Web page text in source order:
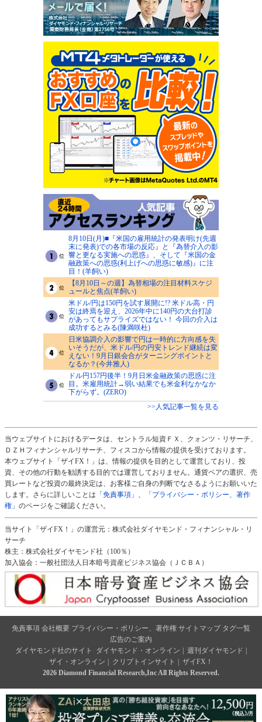
8月10日(月)■『米国の雇用統計の発表明け(先週
末に発表)での各市場の反応』と『為替介入の影
響と更なる実施への思惑』、そして『米国の金
融政策への思惑(利上げへの思惑に敏感)』に注
目！(羊飼い)
【8月10日～の週】為替相場の注目材料スケジ
ュールと焦点(羊飼い)
米ドル/円は150円を試す展開に!? 米ドル高・円
安は終焉を迎え、2026年中に140円の大台打診
があってもサプライズではない！ 今回の介入は
成功するとみる(陳満咲杜)
日米協調介入の影響で円は一時的に方向感を失
いそうだが、米ドル/円の円安トレンド継続は変
えない！9月日銀会合がターニングポイントと
なるか？(今井雅人)
ドル円157円後半！9月日米金融政策の思惑に注
目。米雇用統計→弱い結果でも米金利なかなか
下がらず。(ZERO)
>>人気記事一覧を見る
当ウェブサイトにおけるデータは、セントラル短資ＦＸ、クォンツ・リサーチ、
ＤＺＨフィナンシャルリサーチ、フィスコから情報の提供を受けております。
本ウェブサイト「ザイFX！」は、情報の提供を目的として運営しており、投
資、その他の行動を勧誘する目的では運営しておりません。通貨ペアの選択、売
買レートなど投資の最終決定は、お客様ご自身の判断でなさるようにお願いいた
します。さらに詳しいことは 「免責事項」
「プライバシー・ポリシー、著作
権」 のページをご確認ください。
当サイト「ザイFX！」の運営元：株式会社ダイヤモンド・フィナンシャル・リ
サーチ
株主：株式会社ダイヤモンド社（100％）
加入協会：一般社団法人日本暗号資産ビジネス協会（ＪＣＢＡ）
免責事項 会社概要 プライバシー・ポリシー、著作権 サイトマップ タグ一覧
広告のご案内
ダイヤモンド社のサイト
ダイヤモンド・オンライン 週刊ダイヤモンド
ザイ・オンライン
クリプトインサイト
ザイFX！
2026 Diamond Financial Research,Inc All Rights Reserved.